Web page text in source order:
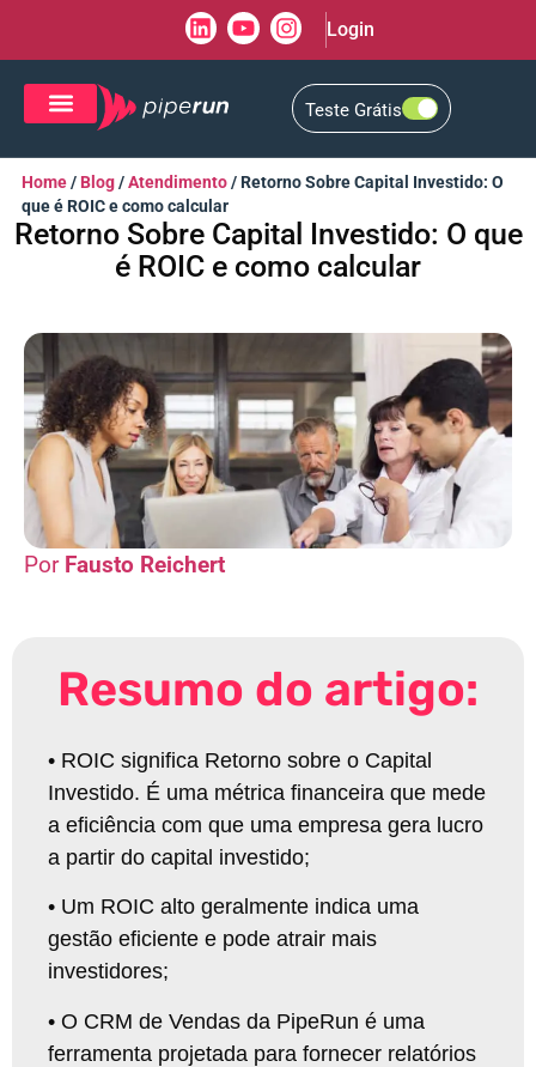
Login
Teste Grátis
Home/ Blog/Atendimento/Retorno Sobre Capital Investido: O
que é ROIC e como calcular
Retorno Sobre Capital Investido: O que
é ROIC e como calcular
Fausto Reichert
Resumo do artigo:
• ROIC significa Retorno sobre o Capital
Investido. É uma métrica financeira que mede
a eficiência com que uma empresa gera lucro
a partir do capital investido;
• Um ROIC alto geralmente indica uma
gestão eficiente e pode atrair mais
investidores;
• O CRM de Vendas da PipeRun é uma
ferramenta projetada para fornecer relatórios